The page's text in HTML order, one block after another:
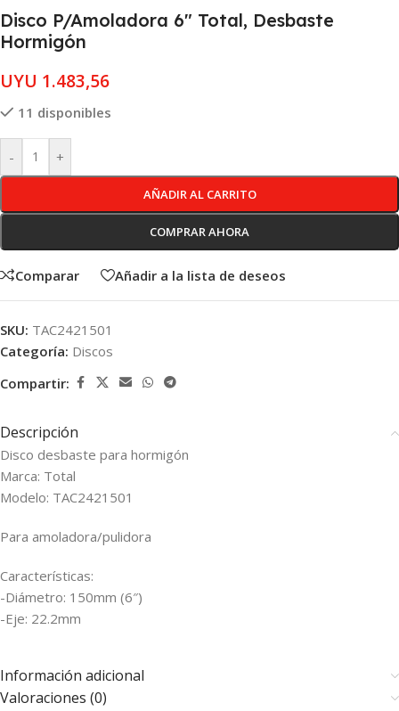
Disco P/Amoladora 6″ Total, Desbaste
Hormigón
UYU 1.483,56
11 disponibles
- +
AÑADIR AL CARRITO
COMPRAR AHORA
Comparar Añadir a la lista de deseos
SKU: TAC2421501
Categoría: Discos
Compartir:
Descripción
Disco desbaste para hormigón
Marca: Total
Modelo: TAC2421501
Para amoladora/pulidora
Características:
-Diámetro: 150mm (6″)
-Eje: 22.2mm
Información adicional
Valoraciones (0)